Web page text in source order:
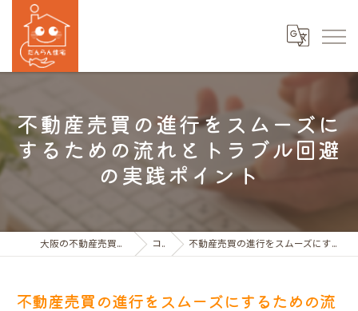
不動産売買の進行をスムーズに
するための流れとトラブル回避
の実践ポイント
大阪の不動産売買ならだんらん住宅株式会社 コラム 不動産売買の進行をスムーズにするための流れとトラブル回避の実践ポイント
不動産売買の進行をスムーズにするための流